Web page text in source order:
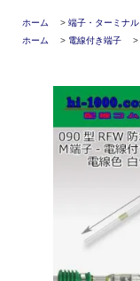
ホーム > 端子・ターミナル
ホーム
> 電線付き端子 >